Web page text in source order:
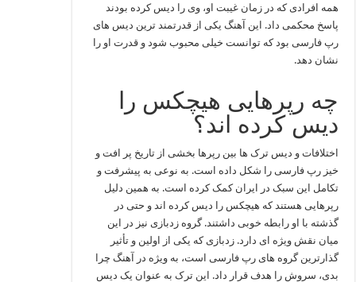
همه افرادی که در زمان غیبت او، وی را دیس کرده بودند
پاسخ محکمی داد. این آهنگ یکی از قدرتمند ترین دیس های
رپ فارسی بود که توانست خیلی محبوب شود و قدرت او را
نشان دهد.
چه رپرهایی هیچکس را
دیس کرده اند؟
اختلافات و دیس ترک‌ ها بین رپرها بخشی از تاریخ پر افت و
خیز رپ فارسی را شکل داده است. به نوعی به پیشرفت و
تکامل این سبک در ایران کمک کرده است. به همین دلیل
رپرهایی هستند که هیچکس را دیس کرده اند و حتی در
گذشته با او رابطه خوبی داشتند. گروه زدبازی نیز در این
میان نقش ویژه‌ ای دارد. زدبازی که یکی از اولین و تأثیر
گذارترین گروه‌ های رپ فارسی است، به ویژه در آهنگ چرا
بدی، سروش را هدف قرار داد. این ترک به عنوان یک دیس